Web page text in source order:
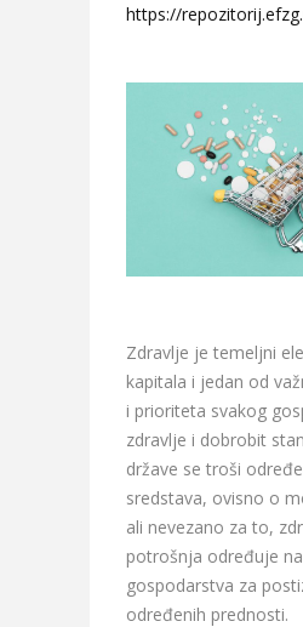
https://
Zdravlje je temeljni
kapitala i jedan od
i prioriteta svakog
zdravlje i dobrobit
države se troši
sredstava, ovisno o
ali nevezano za to,
potrošnja određuje
gospodarstva za
određenih prednosti.